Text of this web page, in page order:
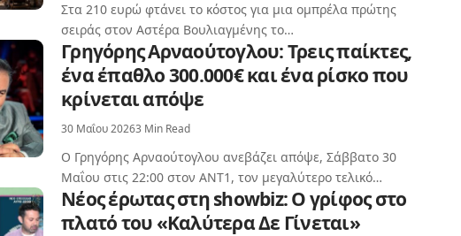
Στα 210 ευρώ φτάνει το κόστος για μια ομπρέλα πρώτης
σειράς στον Αστέρα Βουλιαγμένης το…
Γρηγόρης Αρναούτογλου: Τρεις παίκτες,
ένα έπαθλο 300.000€ και ένα ρίσκο που
κρίνεται απόψε
30 Μαΐου 20263 Min Read
Ο Γρηγόρης Αρναούτογλου ανεβάζει απόψε, Σάββατο 30
Μαΐου στις 22:00 στον ΑΝΤ1, τον μεγαλύτερο τελικό…
Νέος έρωτας στη showbiz: Ο γρίφος στο
πλατό του «Καλύτερα Δε Γίνεται»